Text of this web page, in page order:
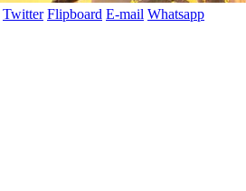
Twitter Flipboard E-mail Whatsapp